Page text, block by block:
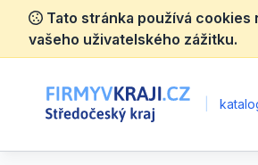
Tato stránka používá cookies
vašeho uživatelského zážitku.